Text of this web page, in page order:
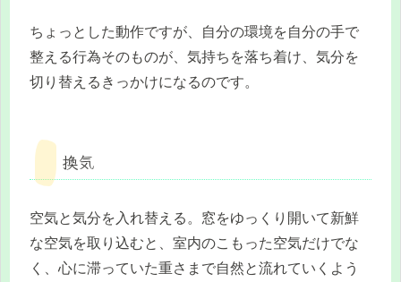
ちょっとした動作ですが、自分の環境を自分の手で
整える行為そのものが、気持ちを落ち着け、気分を
切り替えるきっかけになるのです。
換気
空気と気分を入れ替える。窓をゆっくり開いて新鮮
な空気を取り込むと、室内のこもった空気だけでな
く、心に滞っていた重さまで自然と流れていくよう